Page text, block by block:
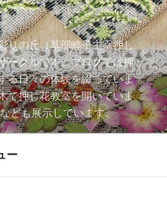
りの丘（草部睦子主宰押し
ークルです。ブログでは押
る日々の体験を綴っていま
で押し花教室を開いていま
ども展示しています。
ー